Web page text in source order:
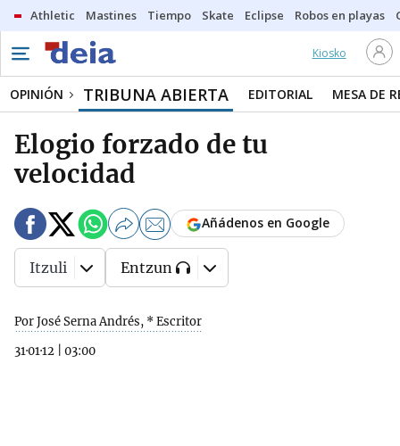
Athletic Mastines Tiempo Skate Eclipse Robos en playas
Kiosko
OPINIÓN TRIBUNA ABIERTA EDITORIAL MESA DE
Elogio forzado de tu
velocidad
Por José Serna Andrés, * Escritor
31·01·12
03:00
Añádenos en Google
Itzuli Entzun